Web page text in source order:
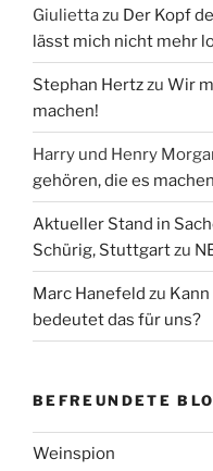
Giuliettazu Der Kopf
lässt mich nicht mehr
Stephan Hertzzu Wir
machen!
Harry und Henry
gehören, die es
Aktueller Stand in
Schürig, Stuttgartzu
Marc Hanefeld zu
bedeutet das für uns?
BEFREUNDETE
Weinspion